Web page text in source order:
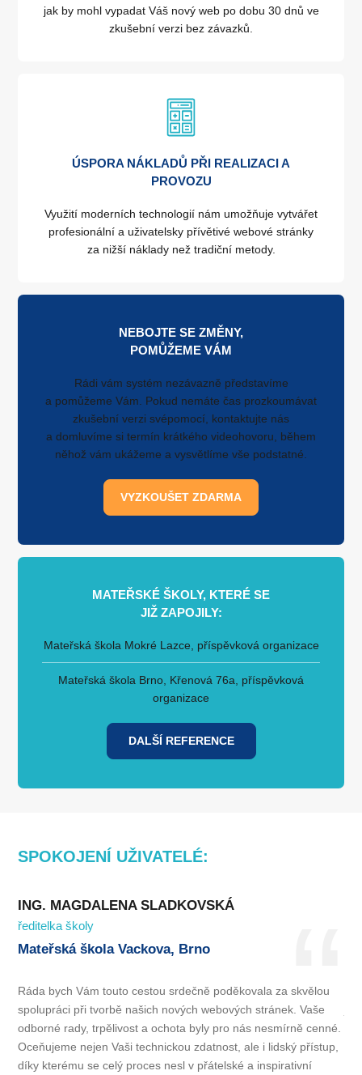
jak by mohl vypadat Váš nový web po dobu 30 dnů ve
zkušební verzi bez závazků.
ÚSPORA NÁKLADŮ PŘI REALIZACI A
PROVOZU
Využití moderních technologií nám umožňuje vytvářet
profesionální a uživatelsky přívětivé webové stránky
za nižší náklady než tradiční metody.
NEBOJTE SE ZMĚNY,
POMŮŽEME VÁM
Rádi vám systém nezávazně představíme
a pomůžeme Vám. Pokud nemáte čas prozkoumávat
zkušební verzi svépomocí, kontaktujte nás
a domluvíme si termín krátkého videohovoru, během
něhož vám ukážeme a vysvětlíme vše podstatné.
VYZKOUŠET ZDARMA
MATEŘSKÉ ŠKOLY, KTERÉ SE
JIŽ ZAPOJILY:
Mateřská škola Mokré Lazce, příspěvková organizace
Mateřská škola Brno, Křenová 76a, příspěvková
organizace
DALŠÍ REFERENCE
SPOKOJENÍ UŽIVATELÉ:
ING. MAGDALENA SLADKOVSKÁ
ředitelka školy
Mateřská škola Vackova, Brno
Ráda bych Vám touto cestou srdečně poděkovala za skvělou
spolupráci při tvorbě našich nových webových stránek Vaše
odborné rady, trpělivost a ochota byly pro nás nesmírně cenné.
Oceňujeme nejen Vaši technickou zdatnost, ale i lidský přístup,
díky kterému se celý proces nesl v přátelské a inspirativní